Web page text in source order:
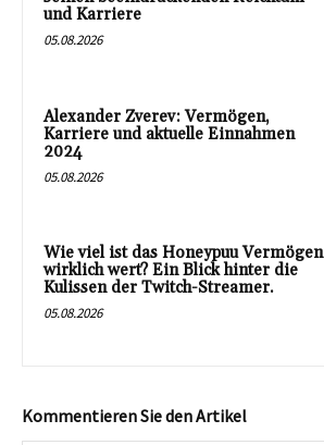
und Karriere
05.08.2026
Alexander Zverev: Vermögen,
Karriere und aktuelle Einnahmen
2024
05.08.2026
Wie viel ist das Honeypuu Vermögen
wirklich wert? Ein Blick hinter die
Kulissen der Twitch-Streamer.
05.08.2026
Kommentieren Sie den Artikel